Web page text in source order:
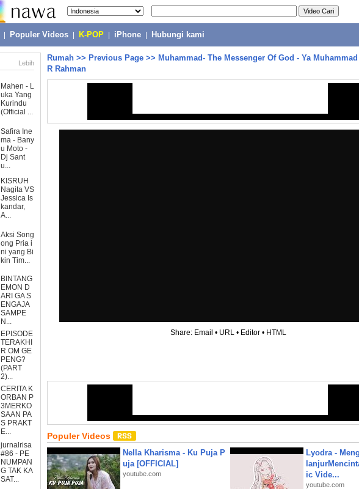
Populer Videos K-POP iPhone Hubungi kami
Lebih
Mahen - L
uka Yang
Kurindu
(Official ...
Safira Ine
ma - Bany
u Moto -
Dj Sant
u...
KISRUH
Nagita VS
Jessica Is
kandar,
A...
Aksi Song
ong Pria i
ni yang Bi
kin Tim...
BINTANG
EMON D
ARI GA S
ENGAJA
SAMPE
N...
EPISODE
TERAKHI
R OM GE
PENG?
(PART
2)...
CERITA K
ORBAN P
3MERKO
SAAN PA
S PRAKT
E...
jurnalrisa
#86 - PE
NUMPAN
G TAK KA
SAT...
Rumah >> Previous Page >> Muhammad- The Messenger Of God - Ya
R Rahman
Share: Email • URL • Editor • HTML
Populer Videos
Nella Kharisma - Ku Puja P
uja [OFFICIAL]
youtube.com
Lyodra -
ic Vide...
youtube.com